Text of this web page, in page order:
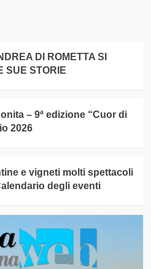
DI ROMETTA SI
SUE STORIE
– 9ª edizione “Cuor di
2026
e vigneti molti spettacoli
degli eventi